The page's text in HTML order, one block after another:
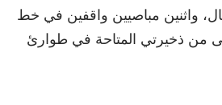
ألف ريال، واثنين مباصيين واقفين في خط
من ذخيرتي المتاحة في طوارئ